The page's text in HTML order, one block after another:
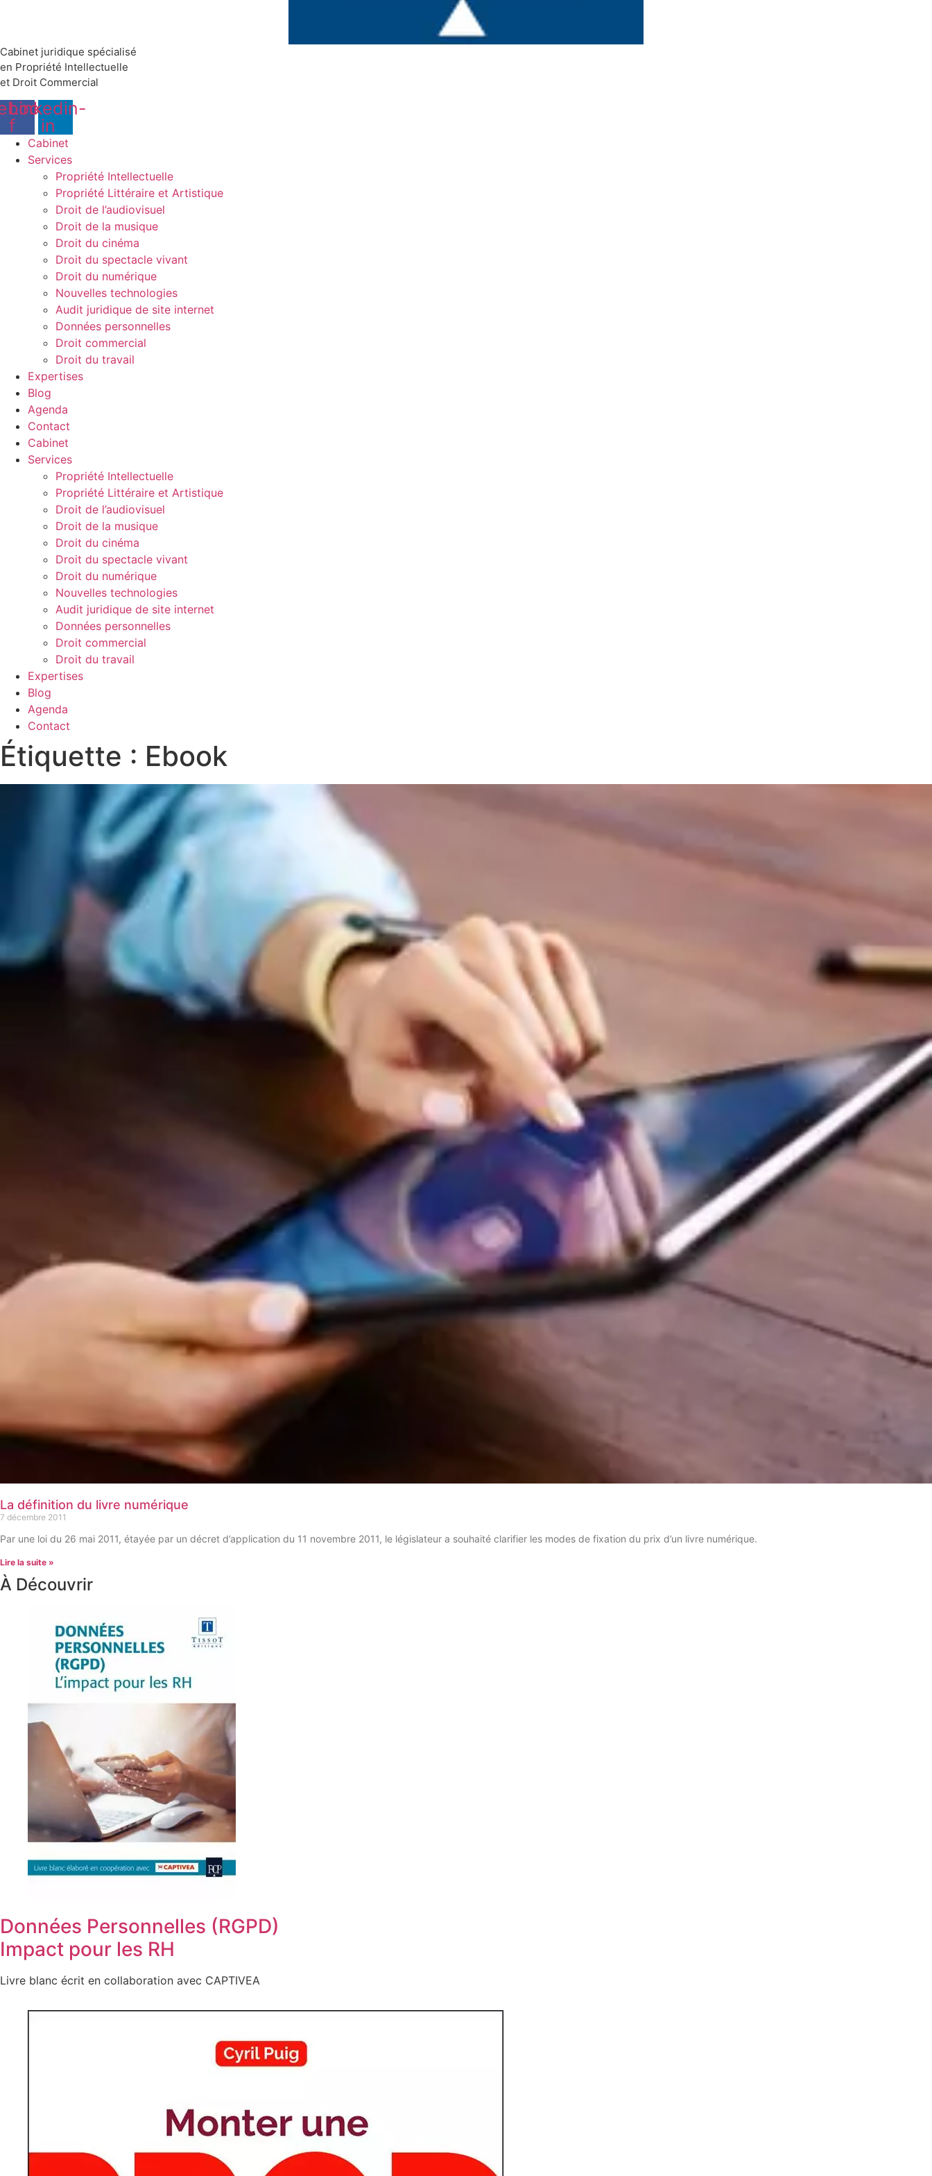
Cabinet juridique spécialisé
en Propriété Intellectuelle
et Droit Commercial
f
Linkedin-
in
Cabinet
Services
Propriété Intellectuelle
Propriété Littéraire et Artistique
Droit de l’audiovisuel
Droit de la musique
Droit du cinéma
Droit du spectacle vivant
Droit du numérique
Nouvelles technologies
Audit juridique de site internet
Données personnelles
Droit commercial
Droit du travail
Expertises
Blog
Agenda
Contact
Cabinet
Services
Propriété Intellectuelle
Propriété Littéraire et Artistique
Droit de l’audiovisuel
Droit de la musique
Droit du cinéma
Droit du spectacle vivant
Droit du numérique
Nouvelles technologies
Audit juridique de site internet
Données personnelles
Droit commercial
Droit du travail
Expertises
Blog
Agenda
Contact
Étiquette : Ebook
La définition du livre numérique
7 décembre 2011
Par une loi du 26 mai 2011, étayée par un décret d’application du 11 novembre 2011, le législateur a souhaité clarifier les modes de fixation du prix d’un livre numérique.
Lire la suite »
À Découvrir
Données Personnelles (RGPD)
Impact pour les RH
Livre blanc écrit en collaboration avec CAPTIVEA